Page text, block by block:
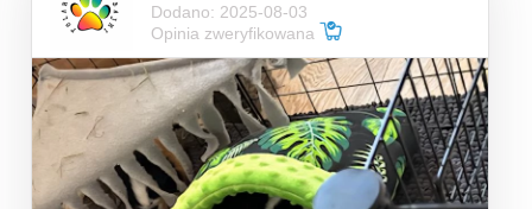
Dodano: 2025-08-03
Opinia zweryfikowana